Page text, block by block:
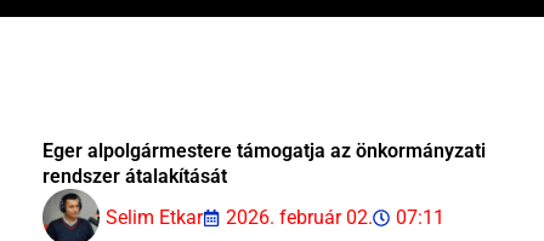
Eger alpolgármestere támogatja az önkormányzati
rendszer átalakítását
Selim Etkar
2026. február 02. 07:11